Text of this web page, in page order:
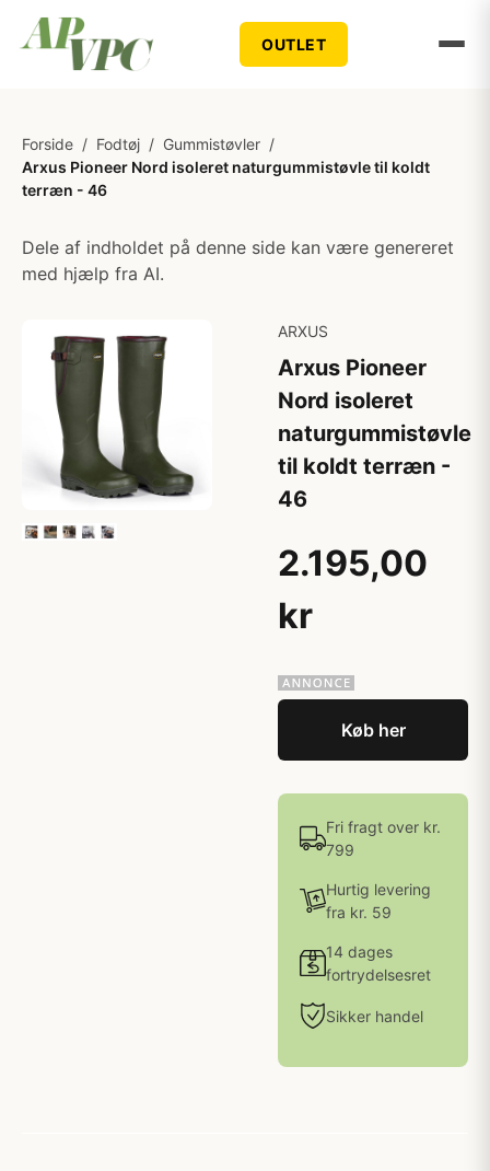
OUTLET
Forside / Fodtøj / Gummistøvler /
Arxus Pioneer Nord isoleret naturgummistøvle til koldt
terræn - 46
Dele af indholdet på denne side kan være genereret
med hjælp fra AI.
ARXUS
Arxus Pioneer
Nord isoleret
naturgummistøvle
til koldt terræn -
46
2.195,00
kr
Køb her
Fri fragt over kr.
799
Hurtig levering
fra kr. 59
14 dages
fortrydelsesret
Sikker handel